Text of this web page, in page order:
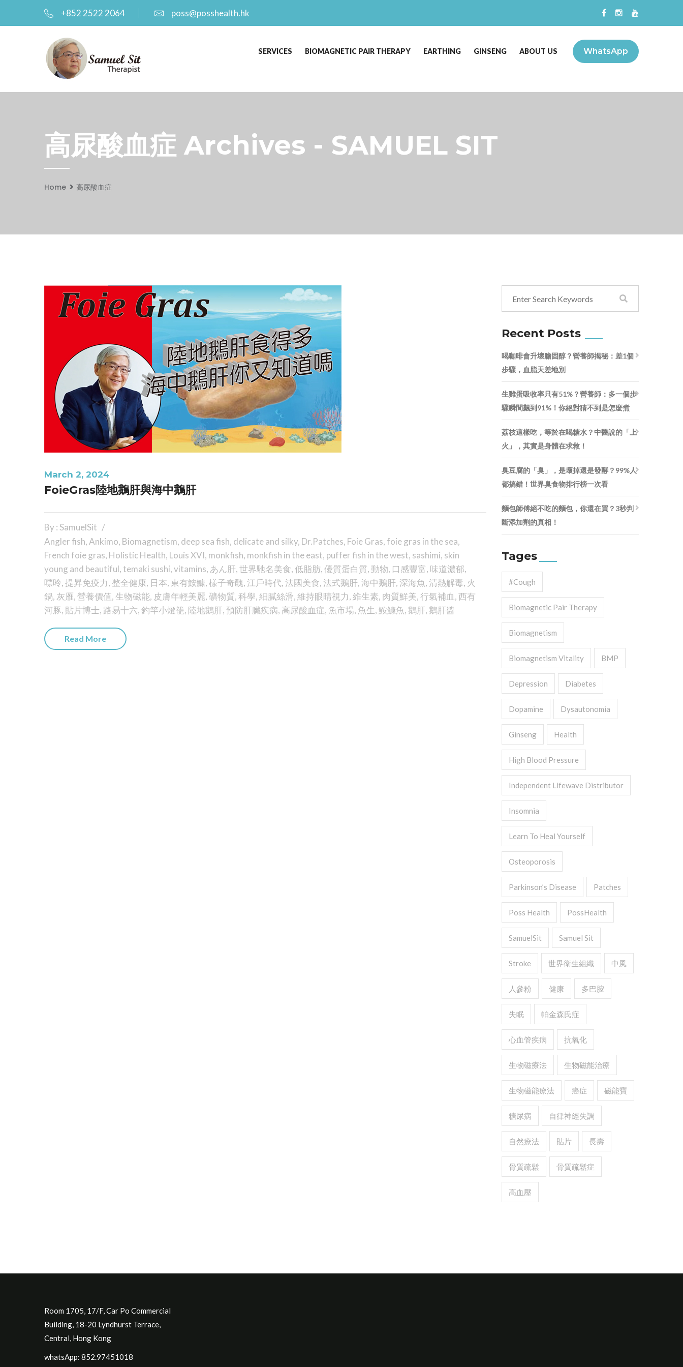
+852 2522 2064 poss@posshealth.hk
WhatsApp
SERVICES BIOMAGNETIC PAIR THERAPY EARTHING GINSENG ABOUT US
高尿酸血症 Archives - SAMUEL SIT
Home 高尿酸血症
March 2, 2024
FoieGras陸地鵝肝與海中鵝肝
By : SamuelSit
Angler fish,Ankimo, Biomagnetism, deep sea fish, delicate and silky, Dr.Patches, Foie Gras,foie gras in the sea,
French foie gras, Holistic Health, Louis XVI, monkfish, monkfish in the east, puffer fish in the west, sashimi, skin
young and beautiful, temaki sushi,vitamins, あん肝,世界馳名美食,低脂肪,優質蛋白質, 動物, 口感豐富, 味道濃郁,
嘌呤,提昇免疫力, 整全健康, 日本, 東有鮟鱇,樣子奇醜, 江戶時代, 法國美食, 法式鵝肝, 海中鵝肝, 深海魚, 清熱解毒, 火
鍋, 灰雁,營養價值, 生物磁能, 皮膚年輕美麗,礦物質,科學,細膩絲滑,維持眼睛視力,維生素, 肉質鮮美,行氣補血,西有
河豚, 貼片博士, 路易十六,釣竿小燈籠, 陸地鵝肝,預防肝臟疾病, 高尿酸血症, 魚市場, 魚生,鮟鱇魚, 鵝肝, 鵝肝醬
Read More
Recent Posts
喝咖啡會升壞膽固醇？營養師揭秘：差1個
步驟，血脂天差地別
生雞蛋吸收率只有51%？營養師：多一個步
驟瞬間飆到91%！你絕對猜不到是怎麼煮
荔枝這樣吃，等於在喝糖水？中醫說的「上
火」，其實是身體在求救！
臭豆腐的「臭」，是壞掉還是發酵？99%人
都搞錯！世界臭食物排行榜一次看
麵包師傅絕不吃的麵包，你還在買？3秒判
斷添加劑的真相！
Tages
#cough
Biomagnetic Pair Therapy
Biomagnetism
Biomagnetism Vitality BMP
Depression Diabetes
Dopamine Dysautonomia
Ginseng Health
High Blood Pressure
Independent Lifewave Distributor
Insomnia
Learn To Heal Yourself
Osteoporosis
Parkinson’s Disease Patches
Poss Health PossHealth
SamuelSit Samuel Sit
Stroke 世界衛生組織 中風
人參粉 健康 多巴胺
失眠 帕金森氏症
心血管疾病 抗氧化
生物磁療法 生物磁能治療
生物磁能療法 癌症 磁能寶
糖尿病 自律神經失調
自然療法 貼片 長壽
骨質疏鬆 骨質疏鬆症
高血壓
Room 1705, 17/F, Car Po Commercial
Building, 18-20 Lyndhurst Terrace,
Central, Hong Kong
whatsApp: 852.97451018